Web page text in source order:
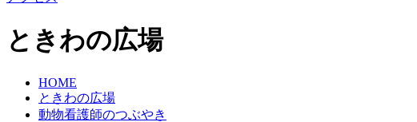
ときわの広場
HOME
ときわの広場
動物看護師のつぶやき